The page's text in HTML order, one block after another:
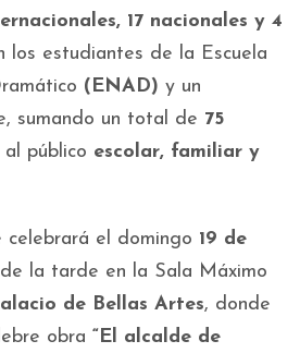
17 nacionales y 4
los estudiantes de la Escuela
(ENAD) y un
sumando un total de 75
público escolar, familiar y
celebrará el domingo 19 de
la tarde en la Sala Máximo
de Bellas Artes, donde
obra “El alcalde de